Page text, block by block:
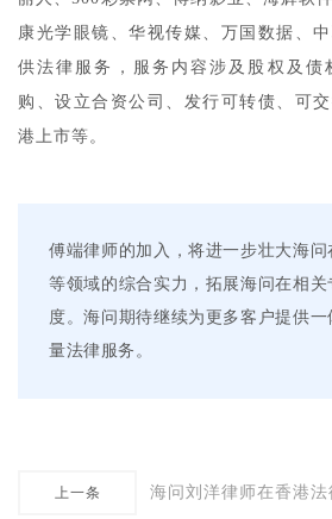
康光学眼镜、华视传媒、万国数据、
供法律服务，服务内容涉及股权及债
购、设立合资公司、发行可转债、可
港上市等。
傅端律师的加入，将进一步壮大海
等领域的综合实力，拓展海问在相
度。海问期待继续为更多客户提供
量法律服务。
上一条 海问刘洋律师在香港